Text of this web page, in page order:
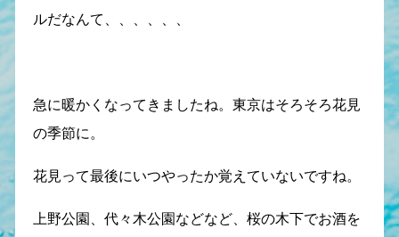
ルだなんて、、、、、、
急に暖かくなってきましたね。東京はそろそろ花見
の季節に。
花見って最後にいつやったか覚えていないですね。
上野公園、代々木公園などなど、桜の木下でお酒を